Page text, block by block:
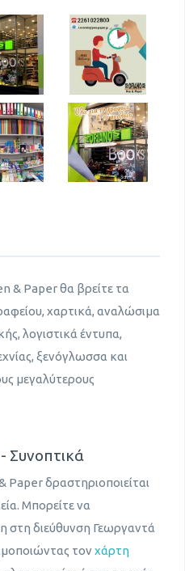
& Paper θα βρείτε τα
χαρτικά, αναλώσιμα
λογιστικά έντυπα,
ξενόγλωσσα και
μεγαλύτερους
Συνοπτικά
Paper δραστηριοποιείται
Μπορείτε να
στη διεύθυνση Γεωργαντά
τον χάρτη